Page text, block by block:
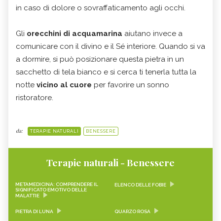
in caso di dolore o sovraffaticamento agli occhi.
Gli orecchini di acquamarina aiutano invece a
comunicare con il divino e il Sé interiore. Quando si va
a dormire, si può posizionare questa pietra in un
sacchetto di tela bianco e si cerca ti tenerla tutta la
notte vicino al cuore per favorire un sonno
ristoratore.
da: TERAPIE NATURALI BENESSERE
Terapie naturali - Benessere
METAMEDICINA: COMPRENDERE IL
SIGNIFICATO EMOTIVO DELLE
MALATTIE
ELENCO DELLE FOBIE
PIETRA DI LUNA QUARZO ROSA